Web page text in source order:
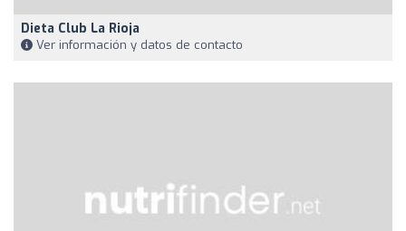
Dieta Club La Rioja
Ver información y datos de contacto